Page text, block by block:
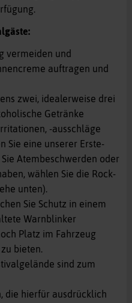
vermeiden und
auftragen und
zwei, idealerweise drei
Getränke
-ausschläge
Sie eine unserer Erste-
Atembeschwerden oder
wählen Sie die Rock-
unten).
Sie Schutz in einem
Warnblinker
Platz im Fahrzeug
bieten.
sind zum
die hierfür ausdrücklich